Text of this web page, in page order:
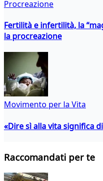
Procreazione
Fertilità e infertilità, la
la procreazione
Movimento per la Vita
«Dire sì alla vita significa
Raccomandati per te